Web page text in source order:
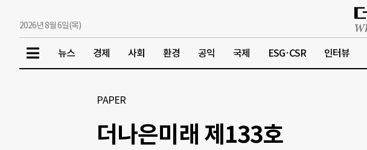
2026년 8월 6일(목)
뉴스 경제 사회 환경 공익 국제 ESG·CSR 인터뷰
PAPER
더나은미래 제133호